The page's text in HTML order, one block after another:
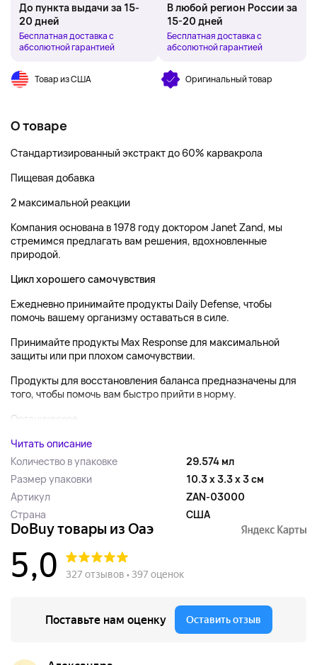
До пункта выдачи за 15-
20 дней
Бесплатная доставка с
абсолютной гарантией
В любой регион России за
15-20 дней
Бесплатная доставка с
абсолютной гарантией
Товар из США Оригинальный товар
О товаре
Стандартизированный экстракт до 60% карвакрола
Пищевая добавка
2 максимальной реакции
Компания основана в 1978 году доктором Janet Zand, мы
стремимся предлагать вам решения, вдохновленные
природой.
Цикл хорошего самочувствия
Ежедневно принимайте продукты Daily Defense, чтобы
помочь вашему организму оставаться в силе.
Принимайте продукты Max Response для максимальной
защиты или при плохом самочувствии.
Продукты для восстановления баланса предназначены для
того, чтобы помочь вам быстро прийти в норму.
Органическое...
Читать описание
Количество в упаковке
29.574 мл
Размер упаковки
10.3 x 3.3 x 3 см
Артикул
ZAN-03000
Страна
США